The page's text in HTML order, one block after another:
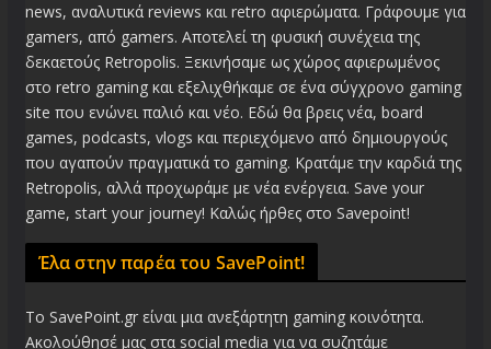
news, αναλυτικά reviews και retro αφιερώματα. Γράφουμε για
gamers, από gamers. Αποτελεί τη φυσική συνέχεια της
δεκαετούς Retropolis. Ξεκινήσαμε ως χώρος αφιερωμένος
στο retro gaming και εξελιχθήκαμε σε ένα σύγχρονο gaming
site που ενώνει παλιό και νέο. Εδώ θα βρεις νέα, board
games, podcasts, vlogs και περιεχόμενο από δημιουργούς
που αγαπούν πραγματικά το gaming. Κρατάμε την καρδιά της
Retropolis, αλλά προχωράμε με νέα ενέργεια. Save your
game, start your journey! Καλώς ήρθες στο Savepoint!
Έλα στην παρέα του SavePoint!
Το SavePoint.gr είναι μια ανεξάρτητη gaming κοινότητα.
Ακολούθησέ μας στα social media για να συζητάμε